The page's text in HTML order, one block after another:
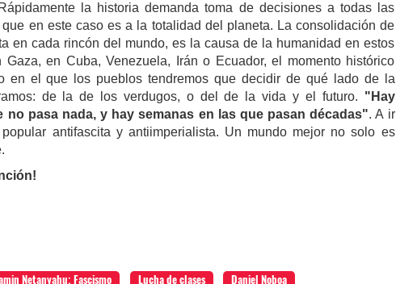
la historia demanda toma de decisiones a todas las
en este caso es a la totalidad del planeta. La consolidación de
en cada rincón del mundo, es la causa de la humanidad en estos
Gaza, en Cuba, Venezuela, Irán o Ecuador, el momento histórico
en el que los pueblos tendremos que decidir de qué lado de la
de la de los verdugos, o del de la vida y el futuro. "Hay
no pasa nada, y hay semanas en las que pasan décadas". A ir
antifascita y antiimperialista. Un mundo mejor no solo es
Netanyahu; Fascismo Lucha de clases Daniel Noboa